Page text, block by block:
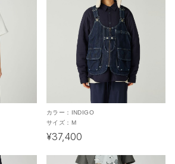
カラー： INDIGO
サイズ： M
¥37,400